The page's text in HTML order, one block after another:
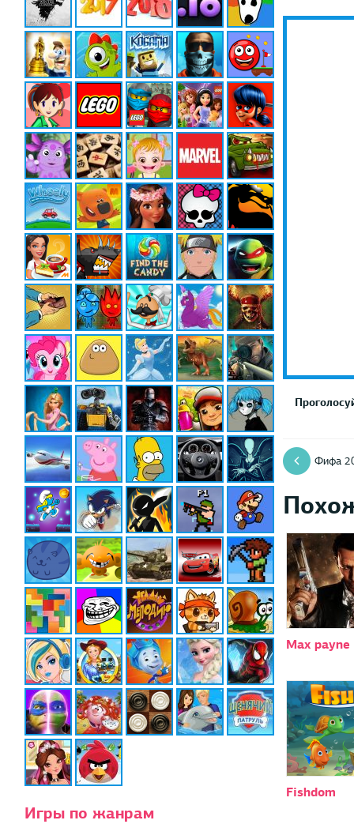
Игры по жанрам
Фифа
Max payne
Fishdom